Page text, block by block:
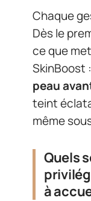
Chaque
Dès le
ce que
SkinBoost
peau
teint
même
Quels
à